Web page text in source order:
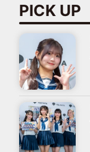
PICK UP